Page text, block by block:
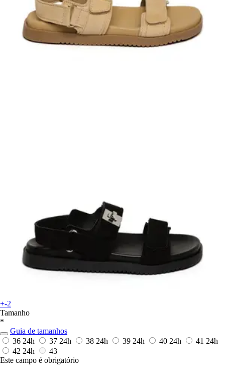
+-2
Tamanho
*
Guia de tamanhos
36 24h 37 24h 38 24h 39 24h 40 24h 41 24h
42 24h
43
Este campo é obrigatório